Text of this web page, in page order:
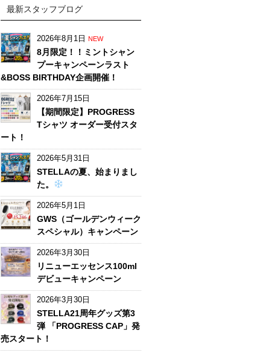
最新スタッフブログ
2026年8月1日 NEW
8月限定！！ミントシャン
プーキャンペーンラスト
&BOSS BIRTHDAY企画開催！
2026年7月15日
【期間限定】PROGRESS
Tシャツ オーダー受付スタ
ート！
2026年5月31日
STELLAの夏、始まりまし
た。
2026年5月1日
GWS（ゴールデンウィーク
スペシャル）キャンペーン
2026年3月30日
リニューエッセンス100ml
デビューキャンペーン
2026年3月30日
STELLA21周年グッズ第3
弾 「PROGRESS CAP」発
売スタート！